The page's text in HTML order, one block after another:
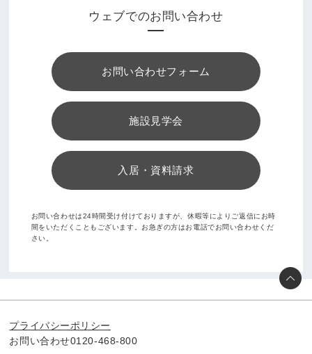
ウェブでのお問い合わせ
お問い合わせフォーム
施設見学会
入居・資料請求
お問い合わせは24時間受け付けておりますが、休暇等によりご返信にお時
間をいただくこともございます。お急ぎの方はお電話でお問い合わせくだ
さい。
プライバシーポリシー
お問い合わせ0120-468-800